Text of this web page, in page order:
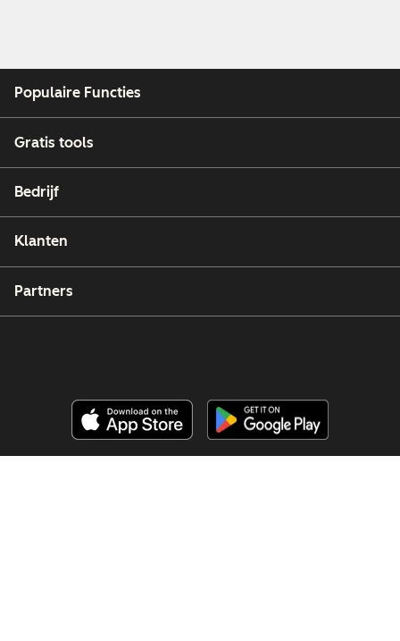
Populaire Functies
Gratis tools
Bedrijf
Klanten
Partners